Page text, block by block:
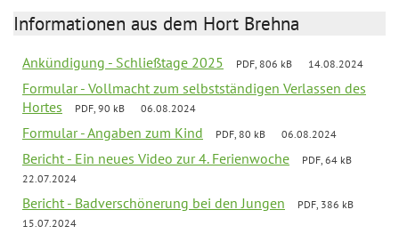
Informationen aus dem Hort Brehna
Ankündigung - Schließtage 2025 PDF, 806 kB 14.08.2024
Formular - Vollmacht zum selbstständigen Verlassen des
Hortes
PDF, 90 kB 06.08.2024
Formular - Angaben zum Kind PDF, 80 kB 06.08.2024
Bericht - Ein neues Video zur 4. Ferienwoche
PDF, 64 kB
22.07.2024
Bericht - Badverschönerung bei den Jungen
PDF, 386 kB
15.07.2024